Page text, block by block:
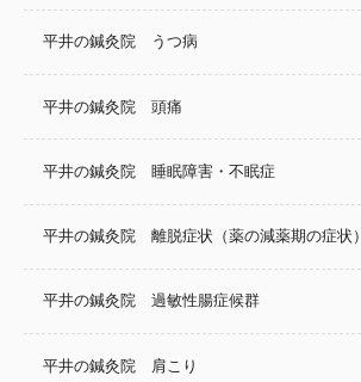
平井の鍼灸院 うつ病
平井の鍼灸院 頭痛
平井の鍼灸院 睡眠障害・不眠症
平井の鍼灸院 離脱症状（薬の減薬期の症状）
平井の鍼灸院 過敏性腸症候群
平井の鍼灸院 肩こり